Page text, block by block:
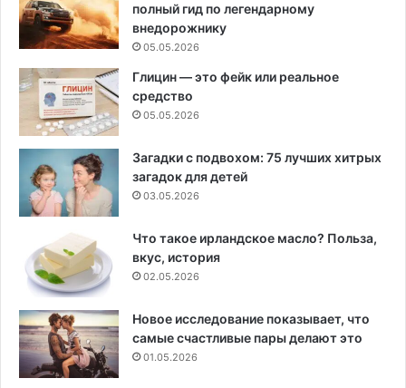
полный гид по легендарному
внедорожнику
05.05.2026
Глицин — это фейк или реальное
средство
05.05.2026
Загадки с подвохом: 75 лучших хитрых
загадок для детей
03.05.2026
Что такое ирландское масло? Польза,
вкус, история
02.05.2026
Новое исследование показывает, что
самые счастливые пары делают это
01.05.2026